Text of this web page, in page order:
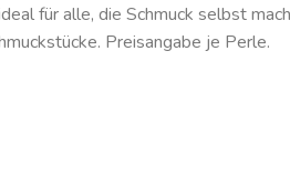
für alle, die Schmuck selbst
Preisangabe je Perle.